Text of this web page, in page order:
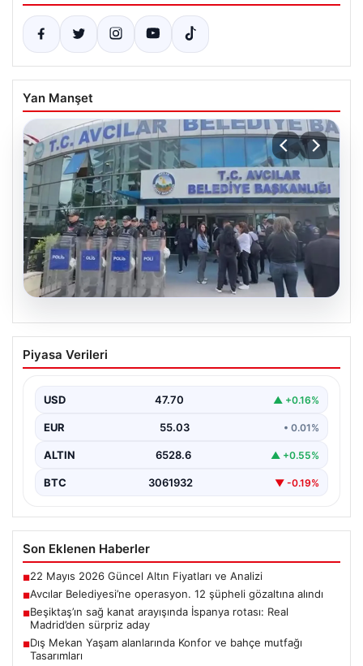
Yan Manşet
05.08.2026
Avcılar Belediyesi’ne operasyon. 12
şüpheli gözaltına alındı
Piyasa Verileri
USD 47.70 ▲ +0.16%
EUR 55.03 • 0.01%
ALTIN 6528.6 ▲ +0.55%
BTC 3061932 ▼ -0.19%
Son Eklenen Haberler
■22 Mayıs 2026 Güncel Altın Fiyatları ve Analizi
■Avcılar Belediyesi’ne operasyon. 12 şüpheli gözaltına alındı
■Beşiktaş’ın sağ kanat arayışında İspanya rotası: Real
Madrid’den sürpriz aday
■Dış Mekan Yaşam alanlarında Konfor ve bahçe mutfağı
Tasarımları